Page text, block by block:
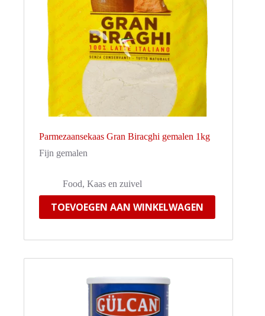
Parmezaansekaas Gran Biracghi gemalen 1kg
Fijn gemalen
Food, Kaas en zuivel
TOEVOEGEN AAN WINKELWAGEN